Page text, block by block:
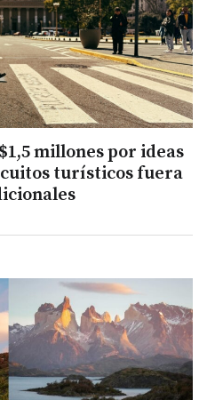
millones por ideas
turísticos fuera